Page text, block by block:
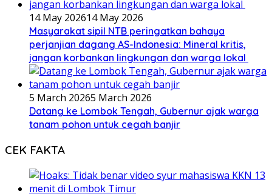
14 May 202614 May 2026
Masyarakat sipil NTB peringatkan bahaya
perjanjian dagang AS-Indonesia: Mineral kritis,
jangan korbankan lingkungan dan warga lokal
5 March 20265 March 2026
Datang ke Lombok Tengah, Gubernur ajak warga
tanam pohon untuk cegah banjir
CEK FAKTA